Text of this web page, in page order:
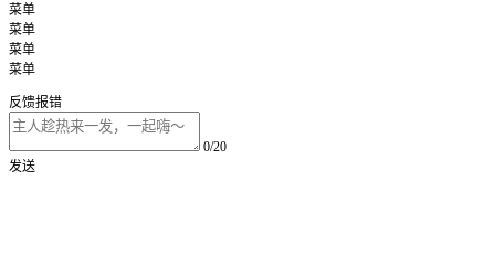
菜单
菜单
菜单
菜单
反馈报错
0/20
发送